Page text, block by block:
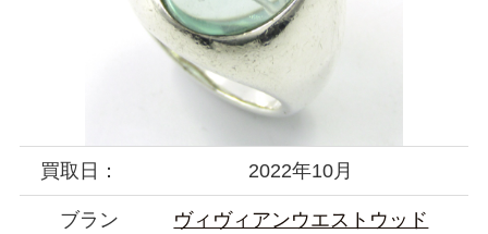
買取日： 2022年10月
ブラン
ヴィヴィアンウエストウッド